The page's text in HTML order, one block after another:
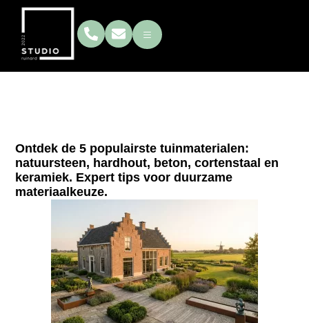
Welke materialen worden
gebruikt in tuinontwerp?
Ontdek de 5 populairste tuinmaterialen:
natuursteen, hardhout, beton, cortenstaal en
keramiek. Expert tips voor duurzame
materiaalkeuze.